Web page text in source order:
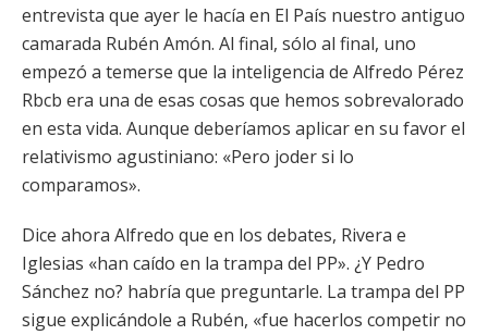
entrevista que ayer le hacía en El País nuestro antiguo
camarada Rubén Amón. Al final, sólo al final, uno
empezó a temerse que la inteligencia de Alfredo Pérez
Rbcb era una de esas cosas que hemos sobrevalorado
en esta vida. Aunque deberíamos aplicar en su favor el
relativismo agustiniano: «Pero joder si lo
comparamos».
Dice ahora Alfredo que en los debates, Rivera e
Iglesias «han caído en la trampa del PP». ¿Y Pedro
Sánchez no? habría que preguntarle. La trampa del PP
sigue explicándole a Rubén, «fue hacerlos competir no